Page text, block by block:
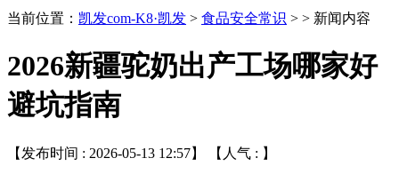
当前位置： 凯发com-K8·凯发 > 食品安全常识 > > 新闻内容
2026新疆驼奶出产工场哪家好
避坑指南
【发布时间 : 2026-05-13 12:57】 【人气 : 】